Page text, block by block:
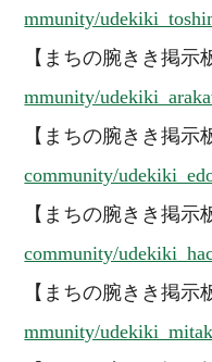
mmunity/
【まちの腕きき掲示
mmunity/
【まちの腕きき掲
community/
【まちの腕きき掲
community/
【まちの腕きき掲示
mmunity/